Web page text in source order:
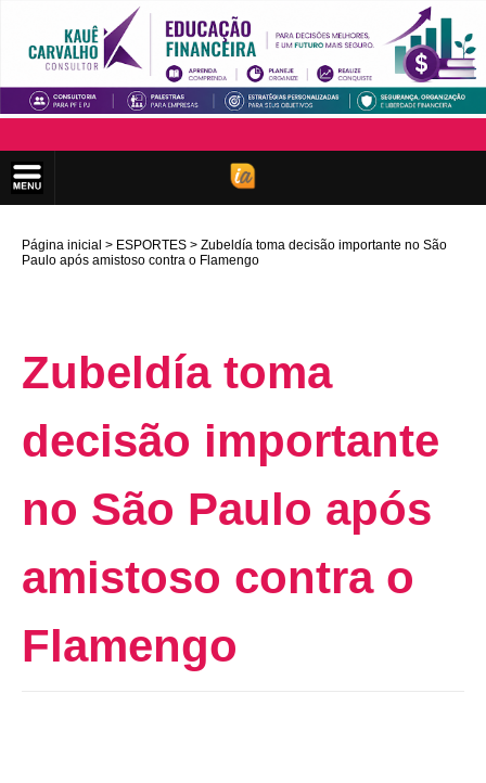
Página inicial ESPORTES
Zubeldía toma decisão importante no São
Paulo após amistoso contra o Flamengo
Zubeldía toma
decisão importante
no São Paulo após
amistoso contra o
Flamengo